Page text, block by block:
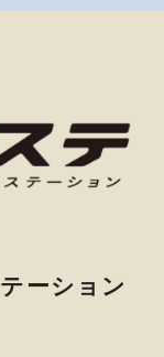
ーション